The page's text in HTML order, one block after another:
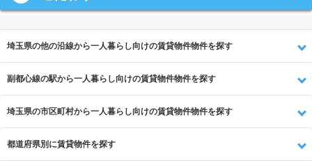
埼玉県の他の沿線から一人暮らし向けの賃貸物件物件を探す
副都心線の駅から一人暮らし向けの賃貸物件物件を探す
埼玉県の市区町村から一人暮らし向けの賃貸物件物件を探す
都道府県別に賃貸物件を探す